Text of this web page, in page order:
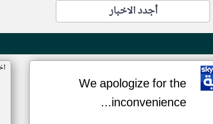
أجدد الاخبار
We apologize for the
inconvenience...